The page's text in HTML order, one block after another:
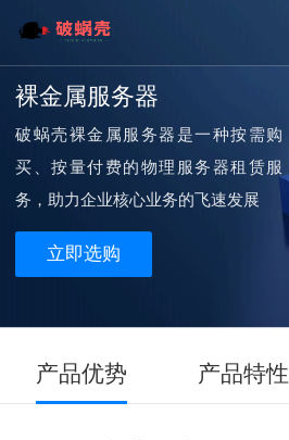
裸金属服务器
破蜗壳裸金属服务器是一种按需购
买、按量付费的物理服务器租赁服
务，助力企业核心业务的飞速发展
立即选购
产品优势 产品特性